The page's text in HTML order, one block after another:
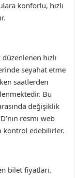
konforlu, hızlı
hızlı
seyahat etme
saatlerden
Bu
değişiklik
resmi web
kontrol edebilirler.
bilet fiyatları,